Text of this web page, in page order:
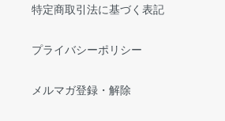
特定商取引法に基づく表記
プライバシーポリシー
メルマガ登録・解除